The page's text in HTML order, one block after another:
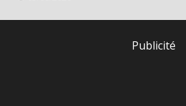
Publicité